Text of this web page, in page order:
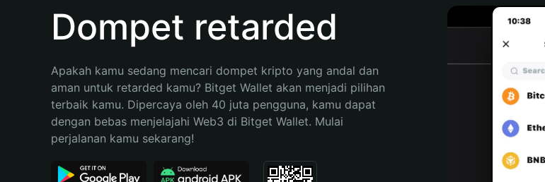
Bahasa Indonesia
Español (Argentina)
Dompet retarded
Apakah kamu sedang mencari dompet kripto yang andal dan
aman untuk retarded kamu? Bitget Wallet akan menjadi pilihan
terbaik kamu. Dipercaya oleh 40 juta pengguna, kamu dapat
dengan bebas menjelajahi Web3 di Bitget Wallet. Mulai
perjalanan kamu sekarang!